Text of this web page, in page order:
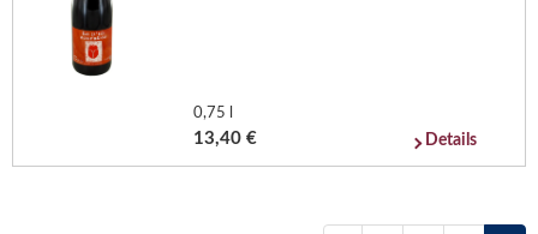
0,75 l
13,40 € Details